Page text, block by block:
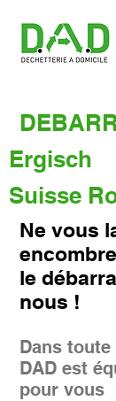
Ergisch
Suisse
Ne vous
le
nous !
Dans
DAD est
pour vous